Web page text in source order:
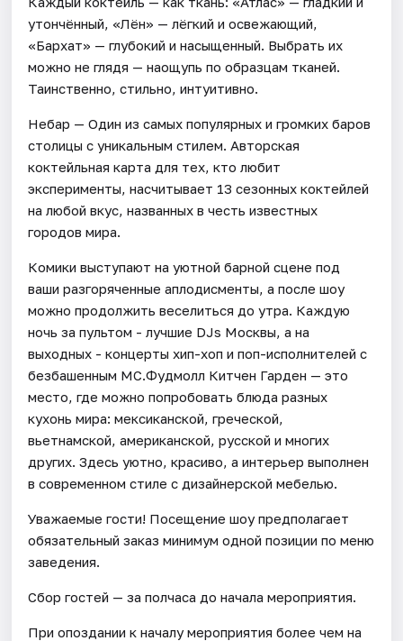
утончённый, «Лён» — лёгкий и освежающий,
«Бархат» — глубокий и насыщенный. Выбрать их
можно не глядя — наощупь по образцам тканей.
Таинственно, стильно, интуитивно.
Небар — Один из самых популярных и громких баров
столицы с уникальным стилем. Авторская
коктейльная карта для тех, кто любит
эксперименты, насчитывает 13 сезонных коктейлей
на любой вкус, названных в честь известных
городов мира.
Комики выступают на уютной барной сцене под
ваши разгоряченные аплодисменты, а после шоу
можно продолжить веселиться до утра. Каждую
ночь за пультом - лучшие DJs Москвы, а на
выходных - концерты хип-хоп и поп-исполнителей с
безбашенным MC.Фудмолл Китчен Гарден — это
место, где можно попробовать блюда разных
кухонь мира: мексиканской, греческой,
вьетнамской, американской, русской и многих
других. Здесь уютно, красиво, а интерьер выполнен
в современном стиле с дизайнерской мебелью.
Уважаемые гости! Посещение шоу предполагает
обязательный заказ минимум одной позиции по меню
заведения.
Сбор гостей — за полчаса до начала мероприятия.
При опоздании к началу мероприятия более чем на